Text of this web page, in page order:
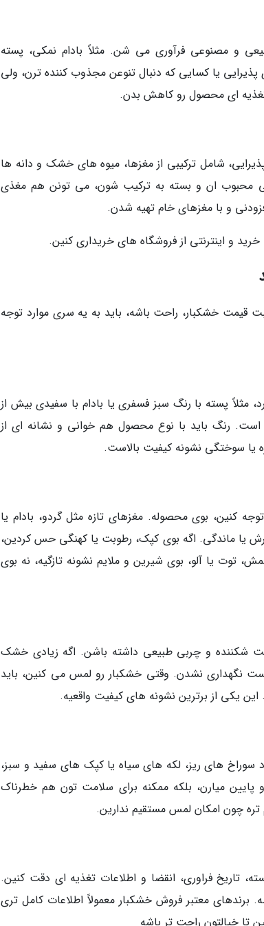
و مصنوعی فرآوری می شن. مثلاً بادام نمکی، پسته
یا کسایی که دنبال تنوعن مجذوب کننده ترن، ولی
ای محصول رو کاهش بدن.
شامل ترکیبی از مغزها، میوه های خشک و دانه ها
محبوب ان و بسته به ترکیب شون، می تونن هم مغذی
و با مغزهای خام تهیه شدن.
و اینترنتی از فروشگاه های خریداری کنین.
قیمت خشکبار، راحت باشه، باید به یه سری موارد توجه
مثلاً پسته با رنگ سبز فسفری یا بادام با سفیدی بیش از
است. رنگ باید با نوع محصول هم خوانی و نشانه ای از
یا سوختگی نشونه کیفیت بالاست.
کنین، بوی محصوله. مغزهای تازه مثل گردو، بادام یا
یا ماندگی. اگه بوی کپک، رطوبت یا کهنگی حس کردین،
یا آلو، بوی شیرین و ملایم نشونه تازگیه، نه بوی
شکننده و چربی طبیعی داشته باشن. اگه زیادی خشک
نگهداری نشدن. وقتی خشکبار رو لمس می کنین، باید
یکی از برترین نشونه های کیفیت واقعیه.
سوراخ های ریز، لکه های سیاه یا کپک های سفید و سبز،
پایین میارن، بلکه ممکنه برای سلامت تون هم خطرناک
تره چون امکان لمس مستقیم ندارین.
تاریخ فراوری، انقضا و اطلاعات تغذیه ای دقت کنین.
برندهای معتبر فروش خشکبار معمولاً اطلاعات کامل تری
تا خیالتون راحت تر باشه